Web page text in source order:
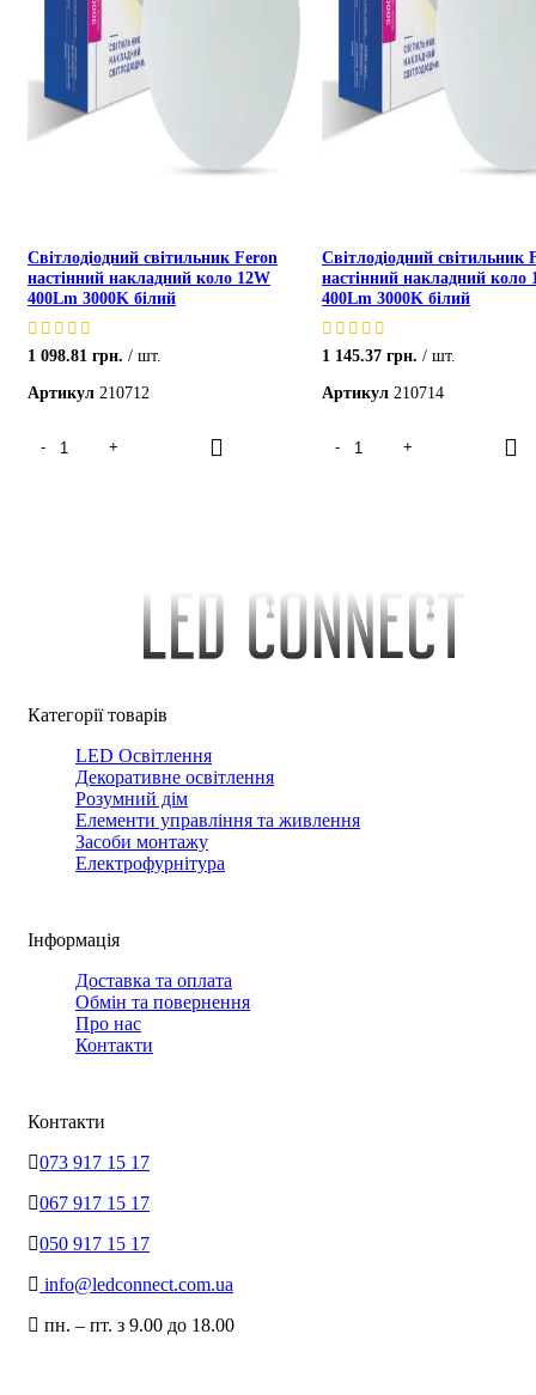
Світлодіодний світильник Feron
настінний накладний коло 12W
400Lm 3000K білий
1 098.81 грн.
шт.
Артикул 210712
Світлодіодний світильник
настінний накладний коло
400Lm 3000K білий
1 145.37 грн.
шт.
Артикул 210714
Категорії товарів
LED Освітлення
Декоративне освітлення
Розумний дім
Елементи управління та живлення
Засоби монтажу
Електрофурнітура
Інформація
Доставка та оплата
Обмін та повернення
Про нас
Контакти
Контакти
073 917 15 17
067 917 15 17
050 917 15 17
info@ledconnect.com.ua
пн. – пт. з 9.00 до 18.00